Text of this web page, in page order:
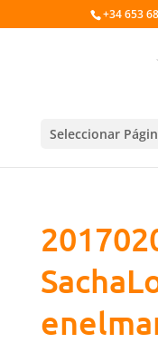
+34 653
Seleccionar